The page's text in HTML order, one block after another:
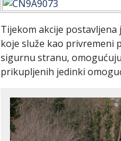
Tijekom akcije
koje služe kao privremeni
sigurnu stranu,
prikupljenih jedinki